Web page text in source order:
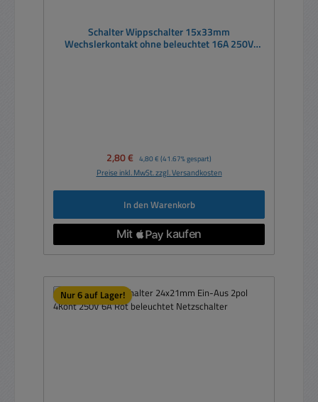
Schalter Wippschalter 15x33mm
Wechslerkontakt ohne beleuchtet 16A 250V
Verkaufspreis:
2,80 € Regulärer Preis:
4,80 € (41.67% gespart)
Preise inkl. MwSt. zzgl. Versandkosten
In den Warenkorb
Nur 6 auf Lager!